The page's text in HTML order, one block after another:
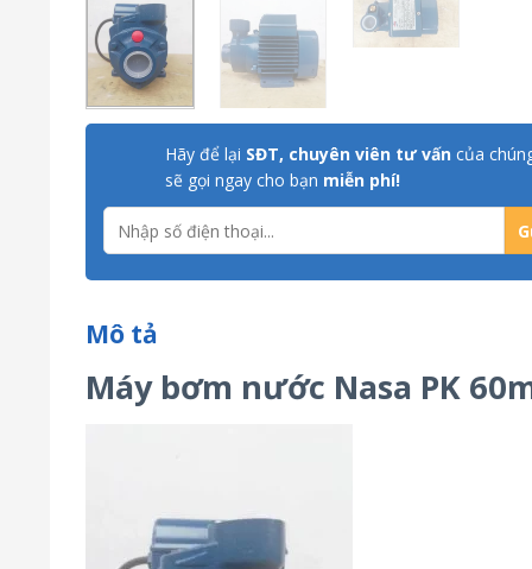
Hãy để lại SĐT, chuyên viên tư vấn của
sẽ gọi ngay cho bạn miễn phí!
Mô tả
Máy bơm nước Nasa PK